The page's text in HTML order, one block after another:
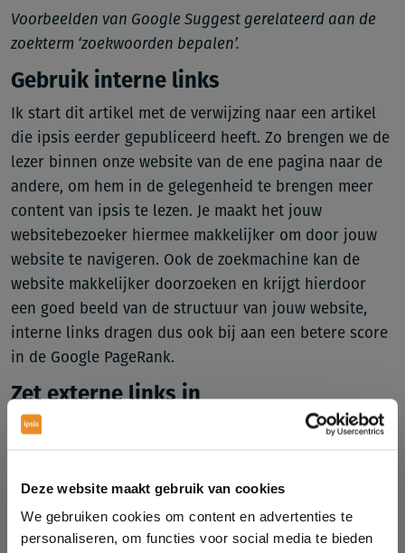
Deze website maakt gebruik van cookies
We gebruiken cookies om content en advertenties te
personaliseren, om functies voor social media te bieden
Voorbeelden van Google Suggest gerelateerd aan de
zoekterm ‘zoekwoorden bepalen’.
Gebruik interne links
Ik start dit artikel met de verwijzing naar een artikel
die ipsis eerder gepubliceerd heeft. Zo brengen we de
lezer binnen onze website van de ene pagina naar de
andere, om hem in de gelegenheid te brengen meer
content van ipsis te lezen. Je maakt het jouw
websitebezoeker hiermee makkelijker om door jouw
website te navigeren. Ook de zoekmachine kan de
website makkelijker doorzoeken en krijgt hierdoor
een goed beeld van de structuur van jouw website,
interne links dragen dus ook bij aan een betere score
in de Google PageRank.
Zet externe links in
Externe links dragen bij aan het optimaliseren van
besluit een link naar een andere website te plaatsen,
is het altijd goed om hen te laten weten dat je naar ze
linkt of over ze schrijft. Hieruit komt vaak een reactie